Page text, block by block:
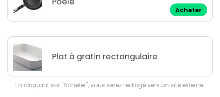
Acheter
Plat à gratin rectangulaire
En cliquant sur "Acheter", vous serez redirigé vers un site externe.